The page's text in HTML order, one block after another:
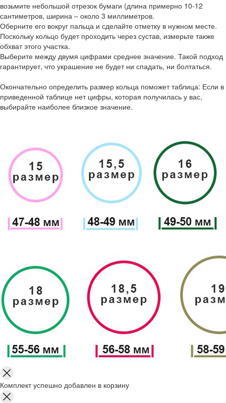
возьмите небольшой отрезок бумаги (длина примерно 10-12
сантиметров, ширина – около 3 миллиметров.
Оберните его вокруг пальца и сделайте отметку в нужном месте.
Поскольку кольцо будет проходить через сустав, измерьте также
обхват этого участка.
Выберите между двумя цифрами среднее значение. Такой подход
гарантирует, что украшение не будет ни спадать, ни болтаться.
Окончательно определить размер кольца поможет таблица: Если в
приведенной таблице нет цифры, которая получилась у вас,
выбирайте наиболее близкое значение.
Комплект успешно добавлен в корзину